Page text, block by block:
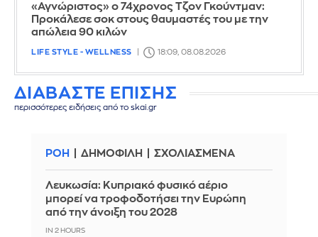
«Αγνώριστος» ο 74χρονος Τζον Γκούντμαν:
Προκάλεσε σοκ στους θαυμαστές του με την
απώλεια 90 κιλών
LIFE STYLE - WELLNESS 18:09, 08.08.2026
ΔΙΑΒΑΣΤΕ ΕΠΙΣΗΣ
περισσότερες ειδήσεις από το skai.gr
ΡΟΗ ΔΗΜΟΦΙΛΗ ΣΧΟΛΙΑΣΜΕΝΑ
Λευκωσία: Κυπριακό φυσικό αέριο
μπορεί να τροφοδοτήσει την Ευρώπη
από την άνοιξη του 2028
IN 2 HOURS